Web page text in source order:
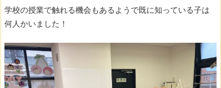
学校の授業で触れる機会もあるようで既に知っている子は
何人かいました！